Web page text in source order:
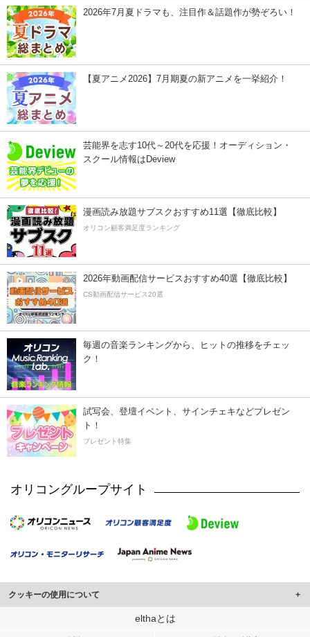
2026年7月夏ドラマも、注目作＆話題作が勢ぞろい！
【夏アニメ2026】7月期夏の新アニメを一挙紹介！
芸能界を志す10代～20代を応援！オーディション・
スクール情報はDeview
漫画読み放題サブスクおすすめ11選【徹底比較】
オリコン顧客満足度ランキング
2026年動画配信サービスおすすめ40選【徹底比較】
CS動画配信サービス20選
毎週の音楽ランキングから、ヒットの推移をチェッ
ク！
試写会、登壇イベント、サインチェキなどプレゼン
ト！
プレゼント特集
オリコングループサイト
クッキーの使用について
このサイトでは Cookie を使用して、ユーザーに合わせたコンテンツや広告の
elthaとは